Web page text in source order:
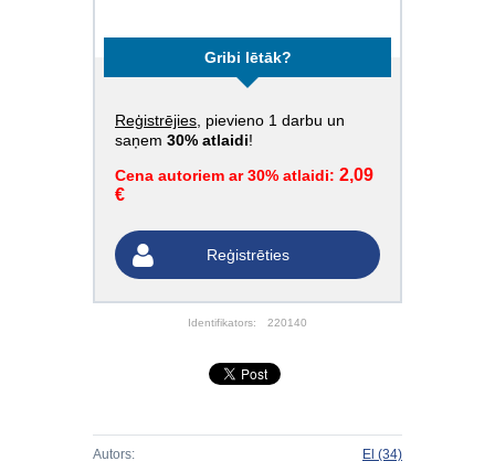
Gribi lētāk?
Reģistrējies , pievieno 1 darbu un
saņem 30% atlaidi!
Cena autoriem ar 30% atlaidi: 2,09
€
Reģistrēties
Identifikators: 220140
Autors: El (34)